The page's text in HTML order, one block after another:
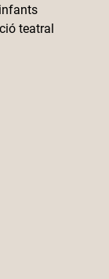
teatral